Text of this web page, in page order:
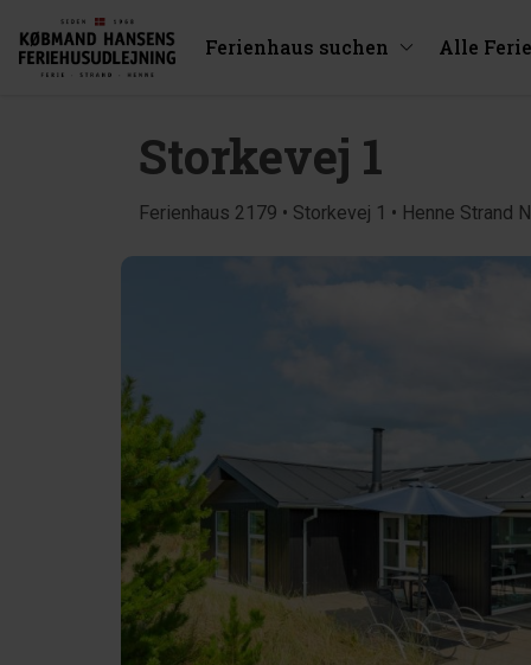
Ferienhaus suchen Alle
Storkevej 1
Ferienhaus 2179 • Storkevej 1 • Henne Strand